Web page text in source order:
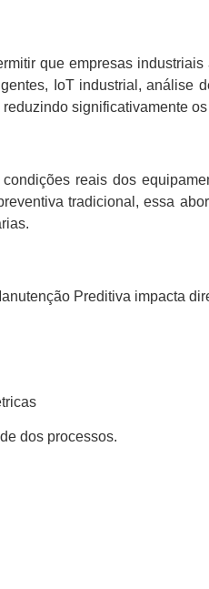
que empresas
IoT industrial, análise
significativamente
reais dos
tradicional, essa
Preditiva impacta
dos processos.